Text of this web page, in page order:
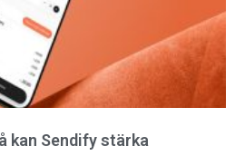
kan Sendify stärka